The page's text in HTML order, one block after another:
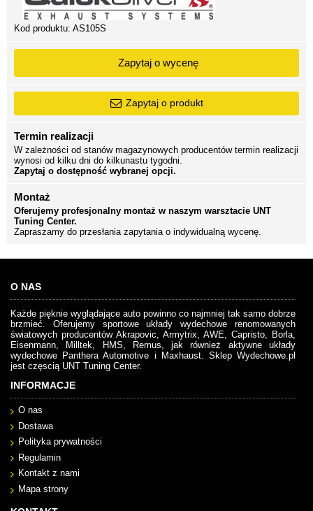
Kod produktu: AS105S
Zapytaj o wycenę
Zapytaj o produkt
Termin realizacji
W zależności od stanów magazynowych producentów termin realizacji
wynosi od kilku dni do kilkunastu tygodni.
Zapytaj o dostępność wybranej opcji.
Montaż
Oferujemy profesjonalny montaż w naszym warsztacie UNT
Tuning Center.
Zapraszamy do przesłania zapytania o indywidualną wycenę.
O NAS
Każde pięknie wyglądające auto powinno co najmniej tak samo dobrze
brzmieć. Oferujemy sportowe układy wydechowe renomowanych
światowych producentów Akrapovic, Armytrix, AWE, Capristo, Borla,
Eisenmann, Milltek, HMS, Remus, jak również aktywne układy
wydechowe Panthera Automotive i Maxhaust. Sklep Wydechowe.pl
jest częscią UNT Tuning Center.
INFORMACJE
O nas
Dostawa
Polityka prywatności
Regulamin
Kontakt z nami
Mapa strony